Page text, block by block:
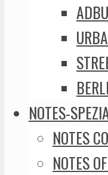
NOTES-
NOTES
NOTES